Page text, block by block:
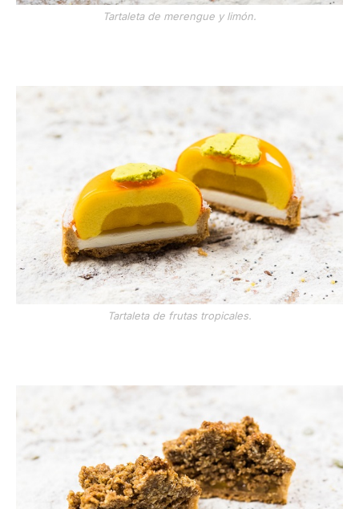
Tartaleta de merengue y limón.
Tartaleta de frutas tropicales.